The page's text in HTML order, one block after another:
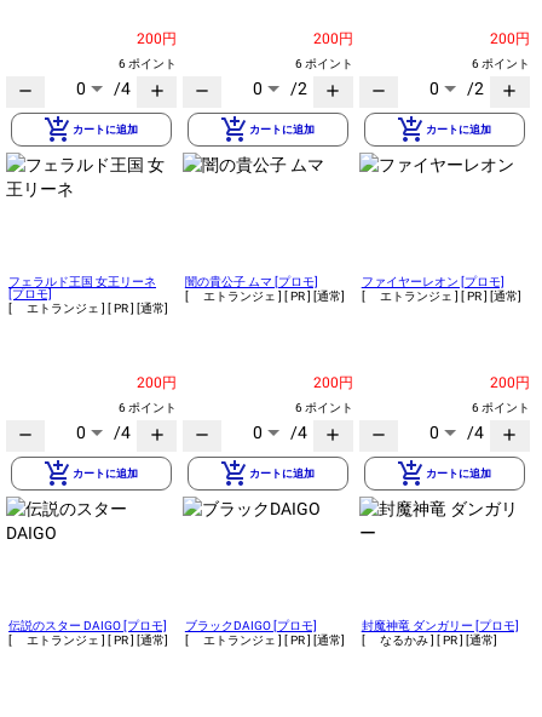
200円
6 ポイント
remove 0 /4 add
add_shopping_cart カートに追加
200円
6 ポイント
remove 0 /2 add
add_shopping_cart カートに追加
200円
6 ポイント
remove 0 /2 add
add_shopping_cart カートに追加
フェラルド王国 女王リーネ
[プロモ]
[ エトランジェ ] [ PR ] [通常]
200円
6 ポイント
remove 0 /4 add
add_shopping_cart カートに追加
闇の貴公子 ムマ [プロモ]
[ エトランジェ ] [ PR ] [通常]
200円
6 ポイント
remove 0 /4 add
add_shopping_cart カートに追加
ファイヤーレオン [プロモ]
[ エトランジェ ] [ PR ] [通常]
200円
6 ポイント
remove 0 /4 add
add_shopping_cart カートに追加
伝説のスター DAIGO [プロモ]
[ エトランジェ ] [ PR ] [通常]
ブラックDAIGO [プロモ]
[ エトランジェ ] [ PR ] [通常]
封魔神竜 ダンガリー [プロモ]
[ なるかみ ] [ PR ] [通常]